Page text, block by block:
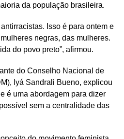
da população brasileira.
Isso é para ontem e
negras, das mulheres.
do povo preto”, afirmou.
do Conselho Nacional de
Iyá Sandrali Bueno, explicou
é uma abordagem para dizer
sem a centralidade das